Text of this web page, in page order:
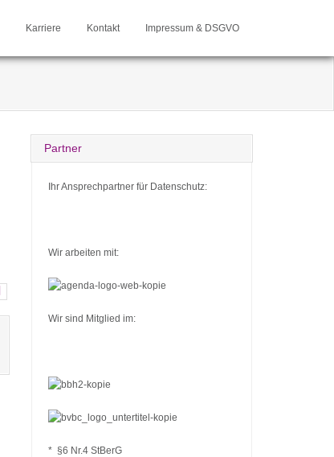
Karriere Kontakt Impressum & DSGVO
Partner
Ihr Ansprechpartner für Datenschutz:
Wir arbeiten mit:
Wir sind Mitglied im:
* §6 Nr.4 StBerG